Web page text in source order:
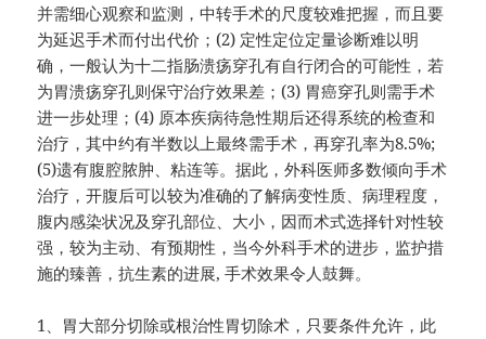
并需细心观察和监测，中转手术的尺度较难把握，而且要
为延迟手术而付出代价；(2) 定性定位定量诊断难以明
确，一般认为十二指肠溃疡穿孔有自行闭合的可能性，若
为胃溃疡穿孔则保守治疗效果差；(3) 胃癌穿孔则需手术
进一步处理；(4) 原本疾病待急性期后还得系统的检查和
治疗，其中约有半数以上最终需手术，再穿孔率为8.5%;
(5)遗有腹腔脓肿、粘连等。据此，外科医师多数倾向手术
治疗，开腹后可以较为准确的了解病变性质、病理程度，
腹内感染状况及穿孔部位、大小，因而术式选择针对性较
强，较为主动、有预期性，当今外科手术的进步，监护措
施的臻善，抗生素的进展, 手术效果令人鼓舞。
1、胃大部分切除或根治性胃切除术，只要条件允许，此